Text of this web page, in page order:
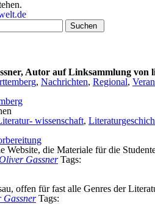
Autor auf Linksammlung von
, Nachrichten, Regional,
wissenschaft,
Website, die Materiale für die
Gassner Tags:
offen für fast alle Genres der
Gassner Tags: